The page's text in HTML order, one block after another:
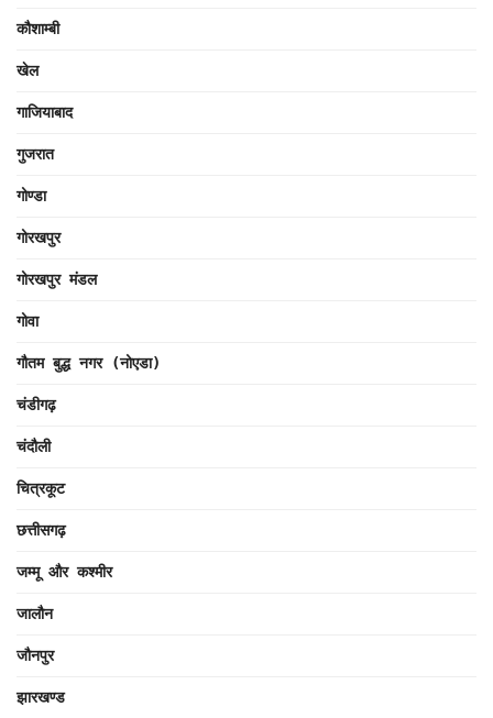
कौशाम्बी
खेल
गाजियाबाद
गुजरात
गोण्डा
गोरखपुर
गोरखपुर मंडल
गोवा
गौतम बुद्ध नगर (नोएडा)
चंडीगढ़
चंदौली
चित्रकूट
छत्तीसगढ़
जम्मू और कश्मीर
जालौन
जौनपुर
झारखण्ड